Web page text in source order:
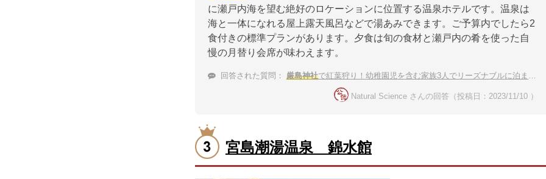
に瀬戸内海を望む絶好のロケーションに位置する温泉ホテルです。温泉は
海と一体になれる屋上露天風呂などで湯あみできます。ご予算内でしたら2
食付きの標準プランがあります。夕食は旬の食材と瀬戸内の肴を使った自
慢の月替り会席が味わえます。
回答された質問： 厳島神社で紅葉狩り！幼稚園児を含む家族3人でリーズナブルに泊まれる宿
Natural Science さんの回答（投稿日：2023/11/10 ）
宮島潮湯温泉 錦水館